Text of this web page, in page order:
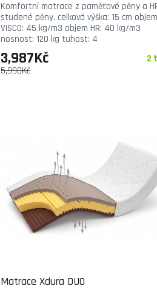
Komfortní matrace z paměťové pěny a
studené pěny. celková výška: 15 cm objem
VISCO: 45 kg/m3 objem HR: 40 kg/m3
nosnost: 120 kg tuhost: 4
2
5,990Kč
3,987Kč
Matrace Xdura DUO